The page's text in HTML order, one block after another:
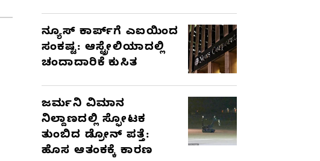
ನ್ಯೂಸ್ ಕಾರ್ಪ್‌ಗೆ ಎಐಯಿಂದ
ಸಂಕಷ್ಟ: ಆಸ್ಟ್ರೇಲಿಯಾದಲ್ಲಿ
ಚಂದಾದಾರಿಕೆ ಕುಸಿತ
ಜರ್ಮನಿ ವಿಮಾನ
ನಿಲ್ದಾಣದಲ್ಲಿ ಸ್ಫೋಟಕ
ತುಂಬಿದ ಡ್ರೋನ್ ಪತ್ತೆ:
ಹೊಸ ಆತಂಕಕ್ಕೆ ಕಾರಣ